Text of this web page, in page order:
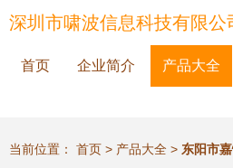
深圳市啸波信息科技有限公
首页 企业简介 产品大全
当前位置： 首页 > 产品大全 > 东阳市